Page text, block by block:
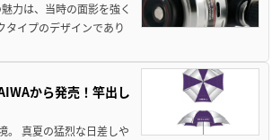
力は、当時の面影を強く
タイプのデザインであり
から発売！竿出し
。 真夏の猛烈な日差しや